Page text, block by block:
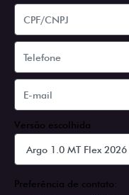
Versão escolhida
Preferência de contato: